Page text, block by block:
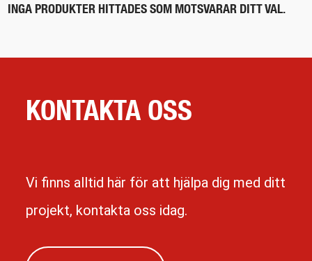
INGA PRODUKTER HITTADES SOM MOTSVARAR DITT VAL.
KONTAKTA OSS
Vi finns alltid här för att hjälpa dig med ditt
projekt, kontakta oss idag.